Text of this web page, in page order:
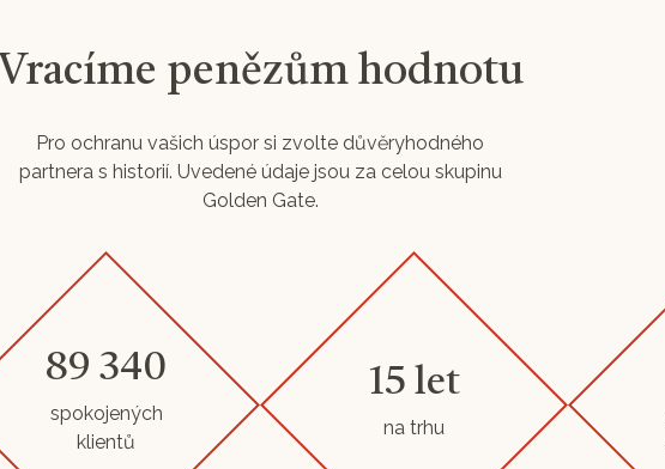
Vracíme penězům hodnotu
Pro ochranu vašich úspor si zvolte důvěryhodného
partnera s historií. Uvedené údaje jsou za celou skupinu
Golden Gate.
89 340
spokojených
klientů
15 let
na trhu